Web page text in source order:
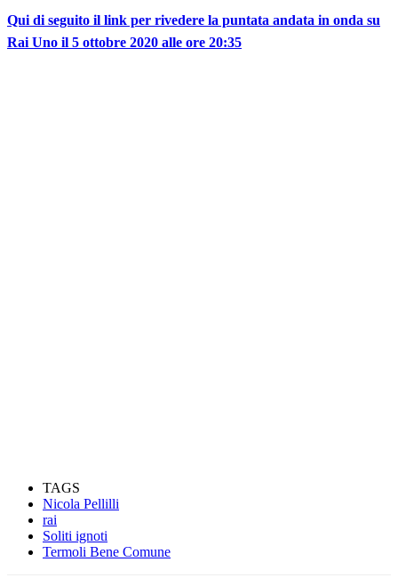
Qui di seguito il link per rivedere la puntata andata in onda su
Rai Uno il 5 ottobre 2020 alle ore 20:35
TAGS
Nicola Pellilli
rai
Soliti ignoti
Termoli Bene Comune